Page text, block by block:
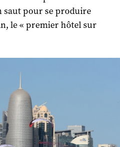
saut pour se produire
le « premier hôtel sur